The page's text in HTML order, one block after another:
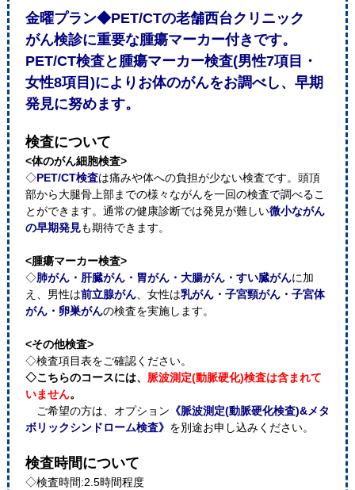
金曜プラン◆PET/CTの老舗西台クリニック
がん検診に重要な腫瘍マーカー付きです。
PET/CT検査と腫瘍マーカー検査(男性7項目・
女性8項目)によりお体のがんをお調べし、早期
発見に努めます。
検査について
<体のがん細胞検査>
◇PET/CT検査は痛みや体への負担が少ない検査です。頭頂
部から大腿骨上部までの様々ながんを一回の検査で調べるこ
とができます。通常の健康診断では発見が難しい微小ながん
の早期発見も期待できます。
<腫瘍マーカー検査>
◇肺がん・肝臓がん・胃がん・大腸がん・すい臓がんに加
え、男性は前立腺がん、女性は乳がん・子宮頸がん・子宮体
がん・卵巣がんの検査を実施します。
<その他検査>
◇検査項目表をご確認ください。
◇こちらのコースには、 脈波測定(動脈硬化)検査は含まれて
いません。
ご希望の方は、オプション 《脈波測定(動脈硬化検査)&メタ
ボリックシンドローム検査》 を別途お申し込みください。
検査時間について
◇検査時間:2.5時間程度